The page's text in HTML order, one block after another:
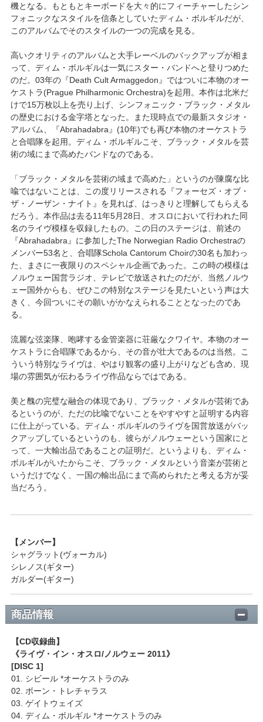
機となる。もともとキーボードを大々的にフィーチャーしたシン
フォニックなスタイルを信条としていたディム・ボルギルだが、
このアルバムでそのスタイルの一つの完成を見る。
高いクオリティのアルバムと大手レーベルのバックアップが相ま
って、ディム・ボルギルは一気にスター・バンドへと登りつめた
のだ。03年の『Death Cult Armaggedon』ではついに本物のオー
ケストラ(Prague Philharmonic Orchestra)を起用。本作は北米だ
けで15万枚以上を売り上げ、シンフォニック・ブラック・メタル
の歴史における金字塔となった。また現時点での最新スタジオ・
アルバム、『Abrahadabra』(10年)でも再び本物のオーケストラ
と合唱隊を起用。ディム・ボルギルこそ、ブラック・メタルを芸
術の域にまで高めたバンドなのである。
「ブラック・メタルを芸術の域まで高めた」というのが陳腐な比
喩ではないことは、この度リリースされる『フォーセズ・オブ・
ザ・ノーザン・ナイト』を見れば、はっきりと理解してもらえる
だろう。本作品は去る11年5月28日、オスロにおいて行われた同
名のライヴ模様を収録したもの。この日のステージは、前述の
『Abrahadabra』に参加したThe Norwegian Radio Orchestraの
メンバー53名と、合唱隊Schola Cantorum Choirの30名も加わっ
た、まさに一夜限りのスペシャル企画であった。この時の模様は
ノルウェー国営ラジオ、テレビで放送されたのだが、当然ノルウ
ェー国外からも、ぜひこの特別なステージを見たいという声は大
きく、今回ついにその願いがかなえられることとなったのであ
る。
流麗な弦楽隊、咆哮する金管楽器に荘厳なクワイヤ。本物のオー
ケストラに合唱隊であるから、その音が壮大であるのは当然。こ
ういう特別なライヴは、やはり観客の盛り上がりなども含め、現
場の雰囲気が伝わるライヴ作品ならではである。
美と醜の完璧な融合の体現であり、ブラック・メタルが芸術であ
るというのが、ただの比喩でないことをやすやすと証明する内容
に仕上がっている。ディム・ボルギルのライヴを国営放送がバッ
クアップしているというのも、彼らがノルウェーという国家にと
って、一大輸出品であることの証明だ。というよりも、ディム・
ボルギルがいたからこそ、ブラック・メタルという音楽が芸術と
いうだけでなく、一国の輸出品にまで高められたと考える方が妥
当だろう。
【メンバー】
シャグラット(ヴォーカル)
シレノス(ギター)
ガルダー(ギター)
商品情報
【CD収録曲】
《ライヴ・イン・オスロ/ノルウェー 2011》
[DISC 1]
01. シビール *オーケストラのみ
02. ボーン・トレチャラス
03. ゲイトウェイズ
04. ディム・ボルギル *オーケストラのみ